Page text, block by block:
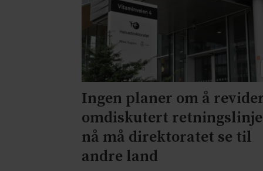
Ingen planer om å
omdiskutert
nå må direktoratet se til
andre land